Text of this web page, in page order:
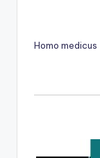
Homo medicus